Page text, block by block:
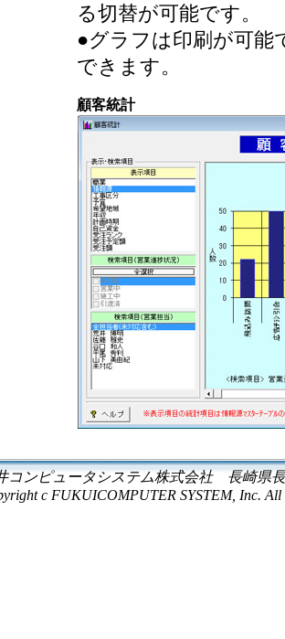
る切替が可能です。
●グラフは印刷が可能
できます。
顧客統計
コンピュータシステム株式会社 長崎県
c FUKUICOMPUTER SYSTEM, Inc.